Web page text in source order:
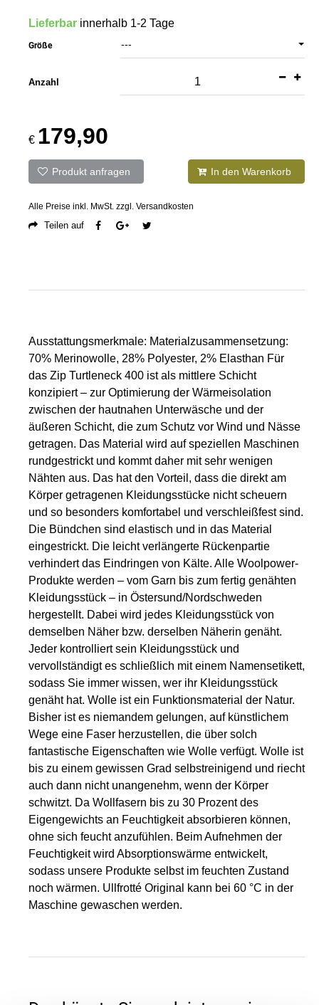
Lieferbar innerhalb 1-2 Tage
Größe ---
Anzahl
€ 179,90
Produkt anfragen In den Warenkorb
Alle Preise inkl. MwSt. zzgl. Versandkosten
Teilen auf
Ausstattungsmerkmale: Materialzusammensetzung:
70% Merinowolle, 28% Polyester, 2% Elasthan Für
das Zip Turtleneck 400 ist als mittlere Schicht
konzipiert – zur Optimierung der Wärmeisolation
zwischen der hautnahen Unterwäsche und der
äußeren Schicht, die zum Schutz vor Wind und Nässe
getragen. Das Material wird auf speziellen Maschinen
rundgestrickt und kommt daher mit sehr wenigen
Nähten aus. Das hat den Vorteil, dass die direkt am
Körper getragenen Kleidungsstücke nicht scheuern
und so besonders komfortabel und verschleißfest sind.
Die Bündchen sind elastisch und in das Material
eingestrickt. Die leicht verlängerte Rückenpartie
verhindert das Eindringen von Kälte. Alle Woolpower-
Produkte werden – vom Garn bis zum fertig genähten
Kleidungsstück – in Östersund/Nordschweden
hergestellt. Dabei wird jedes Kleidungsstück von
demselben Näher bzw. derselben Näherin genäht.
Jeder kontrolliert sein Kleidungsstück und
vervollständigt es schließlich mit einem Namensetikett,
sodass Sie immer wissen, wer ihr Kleidungsstück
genäht hat. Wolle ist ein Funktionsmaterial der Natur.
Bisher ist es niemandem gelungen, auf künstlichem
Wege eine Faser herzustellen, die über solch
fantastische Eigenschaften wie Wolle verfügt. Wolle ist
bis zu einem gewissen Grad selbstreinigend und riecht
auch dann nicht unangenehm, wenn der Körper
schwitzt. Da Wollfasern bis zu 30 Prozent des
Eigengewichts an Feuchtigkeit absorbieren können,
ohne sich feucht anzufühlen. Beim Aufnehmen der
Feuchtigkeit wird Absorptionswärme entwickelt,
sodass unsere Produkte selbst im feuchten Zustand
noch wärmen. Ullfrotté Original kann bei 60 °C in der
Maschine gewaschen werden.